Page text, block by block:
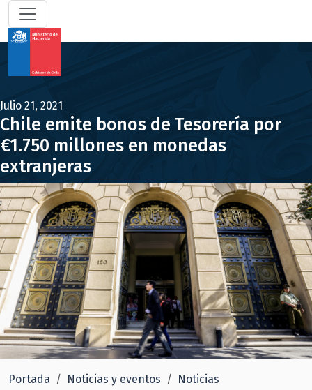
Julio 21, 2021
Chile emite bonos de Tesorería por
€1.750 millones en monedas
extranjeras
Portada Noticias y eventos Noticias